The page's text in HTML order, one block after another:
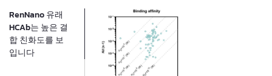
RenNano 유래
HCAb는 높은 결
합 친화도를 보
입니다​